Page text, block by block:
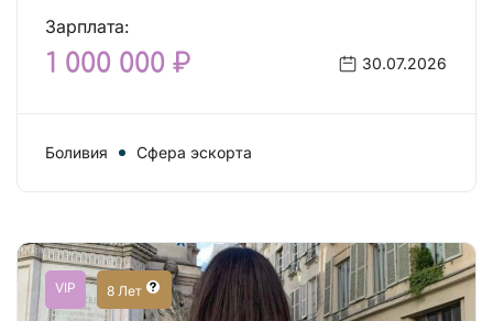
Зарплата:
1 000 000 ₽ 30.07.2026
Боливия Сфера эскорта
VIP 8 Лет